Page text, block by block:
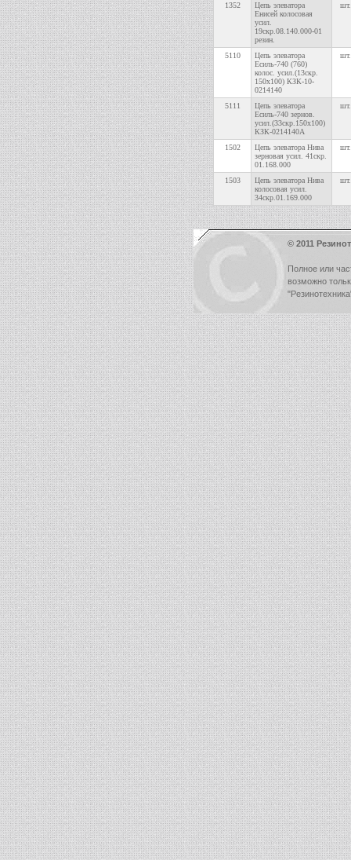
1352
Цепь элеватора
Енисей колосовая
усил.
19скр.08.140.000-01
резин.
шт.
5110
Цепь элеватора
Есиль-740 (760)
колос. усил.(13скр.
150х100) КЗК-10-
0214140
шт.
5111
Цепь элеватора
Есиль-740 зернов.
усил.(33скр.150х100)
КЗК-0214140А
шт.
1502
Цепь элеватора Нива
зерновая усил. 41скр.
01.168.000
шт.
1503
Цепь элеватора Нива
колосовая усил.
34скр.01.169.000
шт.
© 2011
Полное или
возможно